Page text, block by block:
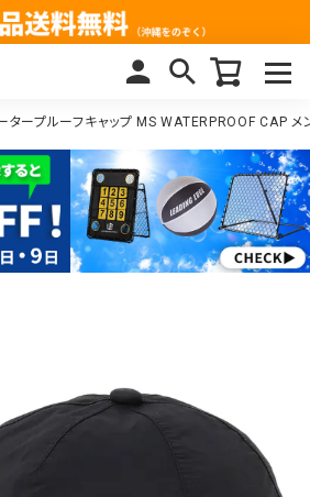
タープルーフキャップ MS WATERPROOF CAP